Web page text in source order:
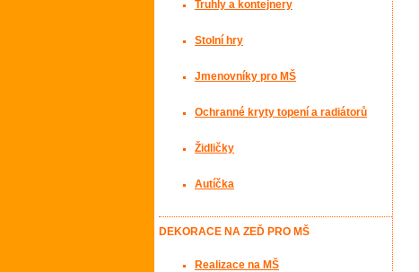
Truhly a kontejnery
Stolní hry
Jmenovníky pro MŠ
Ochranné kryty topení a radiátorů
Židličky
Autíčka
DEKORACE NA ZEĎ PRO MŠ
Realizace na MŠ